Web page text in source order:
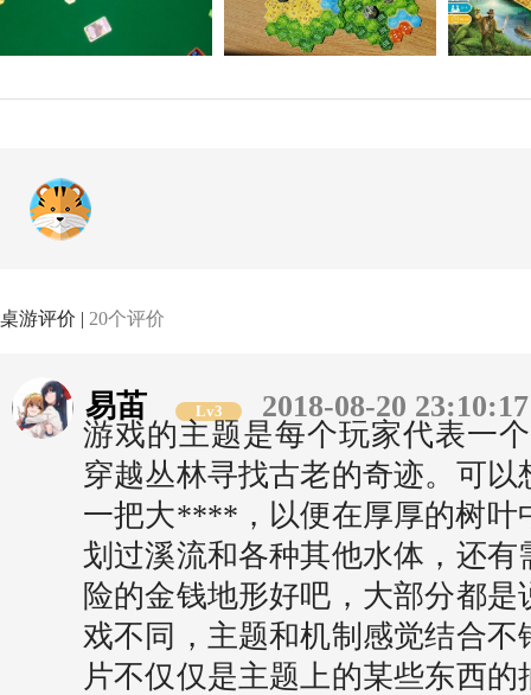
桌游评价 | 20个评价
易苖 Lv3
2018-08-20 23:10:17
游戏的主题是每个玩家代表一
穿越丛林寻找古老的奇迹。可
一把大****，以便在厚厚的树叶
划过溪流和各种其他水体，还
险的金钱地形好吧，大部分都
戏不同，主题和机制感觉结合
片不仅仅是主题上的某些东西